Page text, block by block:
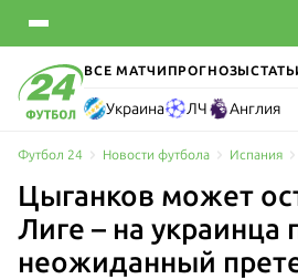
ВСЕ МАТЧИ ПРОГНОЗЫ
Украина ЛЧ Англия
Футбол 24 Новости футбола Испания
Цыганков может
Лиге – на украинца
неожиданный